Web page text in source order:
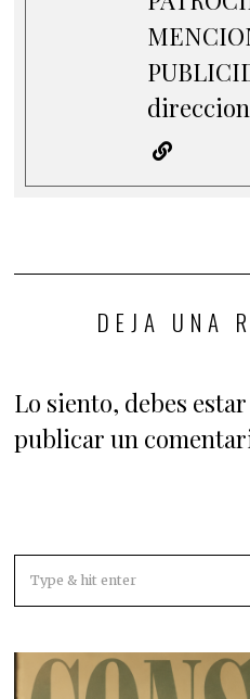
DEJA UNA
Lo siento, debes estar
publicar un